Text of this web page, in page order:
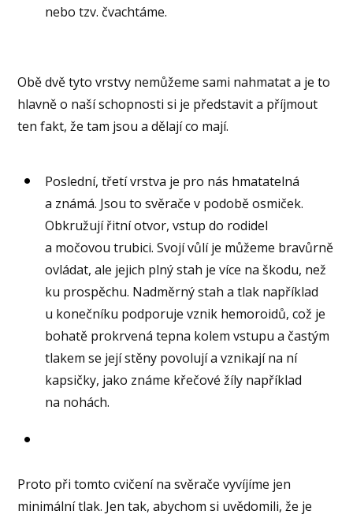
nebo tzv. čvachtáme.
Obě dvě tyto vrstvy nemůžeme sami nahmatat a je to
hlavně o naší schopnosti si je představit a příjmout
ten fakt, že tam jsou a dělají co mají.
Poslední, třetí vrstva je pro nás hmatatelná
a známá. Jsou to svěrače v podobě osmiček.
Obkružují řitní otvor, vstup do rodidel
a močovou trubici. Svojí vůlí je můžeme bravůrně
ovládat, ale jejich plný stah je více na škodu, než
ku prospěchu. Nadměrný stah a tlak například
u konečníku podporuje vznik hemoroidů, což je
bohatě prokrvená tepna kolem vstupu a častým
tlakem se její stěny povolují a vznikají na ní
kapsičky, jako známe křečové žíly například
na nohách.
Proto při tomto cvičení na svěrače vyvíjíme jen
minimální tlak. Jen tak, abychom si uvědomili, že je